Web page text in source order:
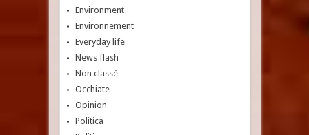
Environment
Environnement
Everyday life
News flash
Non classé
Occhiate
Opinion
Politica